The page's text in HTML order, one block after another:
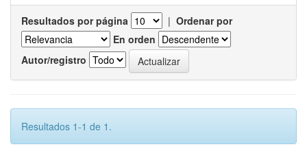
Resultados por página | Ordenar por
En orden
Autor/registro
Resultados 1-1 de 1.